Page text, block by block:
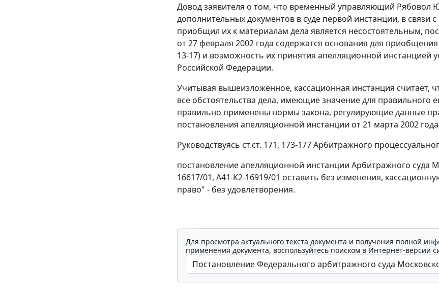
Довод заявителя о том, что временный управляющий Рябовол
дополнительных документов в суде первой инстанции, в
приобщил их к материалам дела является несостоятельным,
от 27 февраля 2002 года содержатся основания для
13-17) и возможность их принятия апелляционной инстанцией
Российской Федерации.
Учитывая вышеизложенное, кассационная инстанция считает,
все обстоятельства дела, имеющие значение для правильного
правильно применены нормы закона, регулирующие данные
постановления апелляционной инстанции от 21 марта 2002
Руководствуясь ст.ст. 171, 173-177Арбитражного
постановление апелляционной инстанции Арбитражного суда
16617/01, А41-К2-16919/01 оставить без изменения,
право" - без удовлетворения.
Для просмотра актуального текста документа и получения полной
применения документа, воспользуйтесь поиском в Интернет-версии